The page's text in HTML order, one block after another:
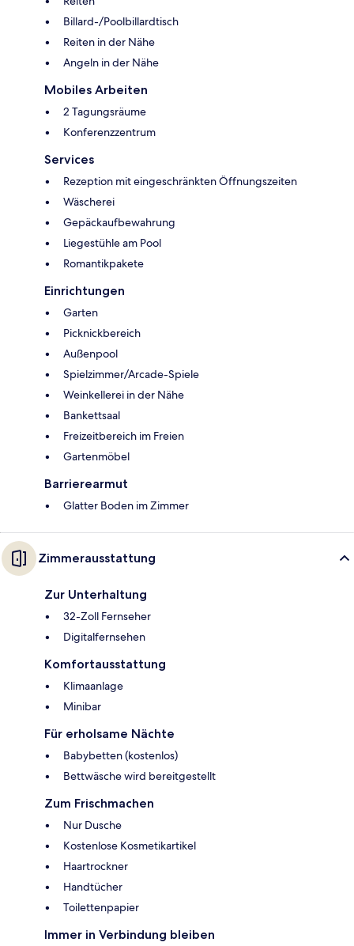
Billard-/Poolbillardtisch
Reiten in der Nähe
Angeln in der Nähe
Mobiles Arbeiten
2 Tagungsräume
Konferenzzentrum
Services
Rezeption mit eingeschränkten Öffnungszeiten
Wäscherei
Gepäckaufbewahrung
Liegestühle am Pool
Romantikpakete
Einrichtungen
Garten
Picknickbereich
Außenpool
Spielzimmer/Arcade-Spiele
Weinkellerei in der Nähe
Bankettsaal
Freizeitbereich im Freien
Gartenmöbel
Barrierearmut
Glatter Boden im Zimmer
Zimmerausstattung
Zur Unterhaltung
32-Zoll Fernseher
Digitalfernsehen
Komfortausstattung
Klimaanlage
Minibar
Für erholsame Nächte
Babybetten (kostenlos)
Bettwäsche wird bereitgestellt
Zum Frischmachen
Nur Dusche
Kostenlose Kosmetikartikel
Haartrockner
Handtücher
Toilettenpapier
Immer in Verbindung bleiben